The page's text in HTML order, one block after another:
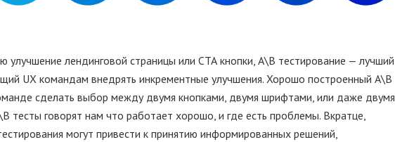
улучшение лендинговой страницы или СТА кнопки, А\В тестирование — лучший
UX командам внедрять инкрементные улучшения. Хорошо построенный А\В
сделать выбор между двумя кнопками, двумя шрифтами, или даже двумя
тесты говорят нам что работает хорошо, и где есть проблемы. Вкратце,
могут привести к принятию информированных решений,